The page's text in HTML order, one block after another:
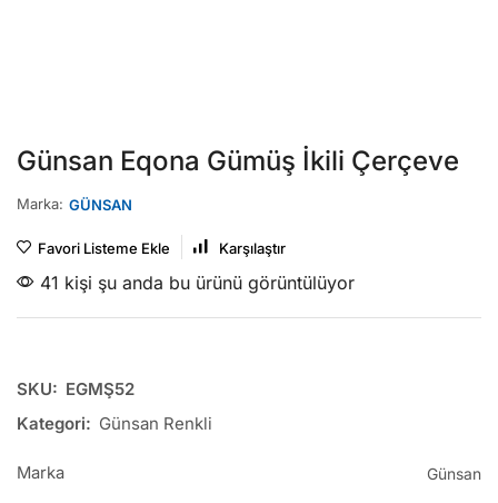
Günsan Eqona Gümüş İkili Çerçeve
Marka: GÜNSAN
Favori Listeme Ekle Karşılaştır
41 kişi şu anda bu ürünü görüntülüyor
SKU: EGMŞ52
Kategori: Günsan Renkli
Marka Günsan